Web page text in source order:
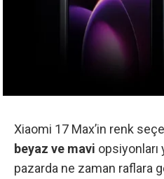
Xiaomi 17 Max’in renk
beyaz ve mavi opsiyonları
pazarda ne zaman raflara